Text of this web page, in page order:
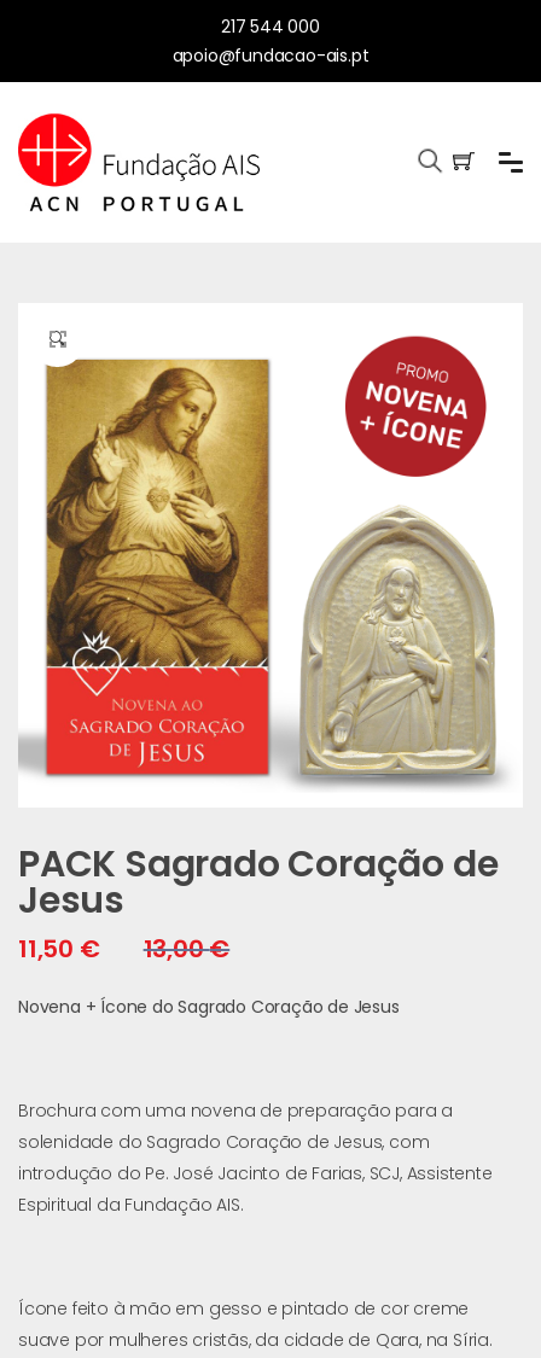
217 544 000
apoio@fundacao-ais.pt
🔍
PACK Sagrado Coração de
Jesus
13,00€
11,50 €
Novena + Ícone do Sagrado Coração de Jesus
Brochura com uma novena de preparação para a
solenidade do Sagrado Coração de Jesus, com
introdução do Pe. José Jacinto de Farias, SCJ, Assistente
Espiritual da Fundação AIS.
Ícone feito à mão em gesso e pintado de cor creme
suave por mulheres cristãs, da cidade de Qara, na Síria.